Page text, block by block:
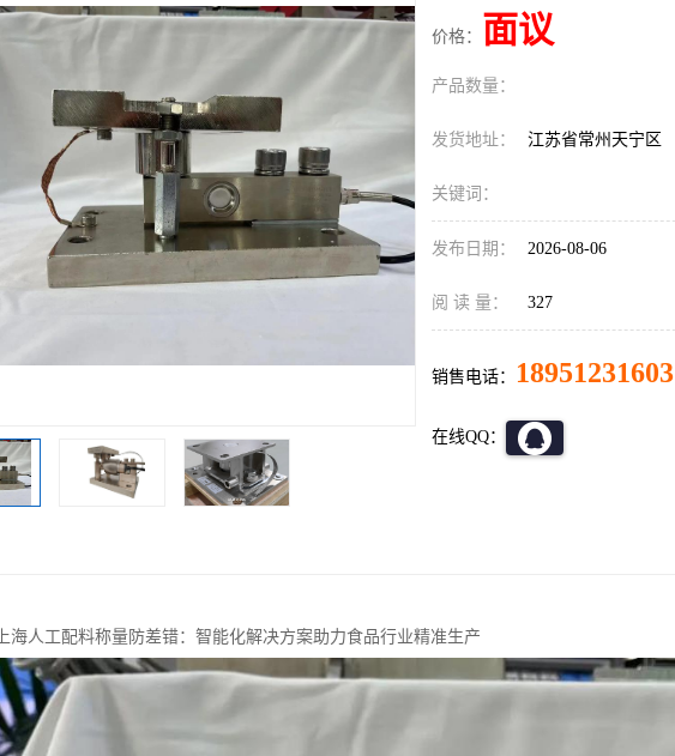
价格： 面议
产品数量：
发货地址： 江苏省常州天宁区
关键词：
发布日期： 2026-08-06
阅 读 量： 327
销售电话： 18951231603
在线QQ：
上海人工配料称量防差错：智能化解决方案助力食品行业精准生产